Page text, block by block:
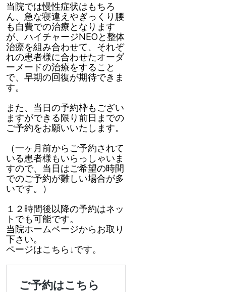
当院では慢性症状はもちろ
ん、急な寝違えやぎっくり腰
も自費での治療となります
が、ハイチャージNEOと整体
治療を組み合わせて、それぞ
れの患者様に合わせたオーダ
ーメードの治療をすること
で、早期の回復が期待できま
す。
また、当日の予約枠もござい
ますができる限り前日までの
ご予約をお願いいたします。
（一ヶ月前からご予約されて
いる患者様もいらっしゃいま
すので、当日はご希望の時間
でのご予約が難しい場合が多
いです。）
１２時間後以降の予約はネッ
トでも可能です。
当院ホームページからお取り
下さい。
ページはこちら↓です。